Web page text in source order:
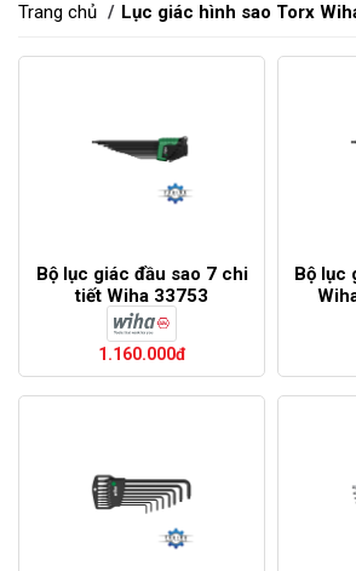
Trang chủ Lục giác hình sao Torx
Bộ lục giác đầu sao 7 chi
tiết Wiha 33753
1.160.000đ
Bộ lục